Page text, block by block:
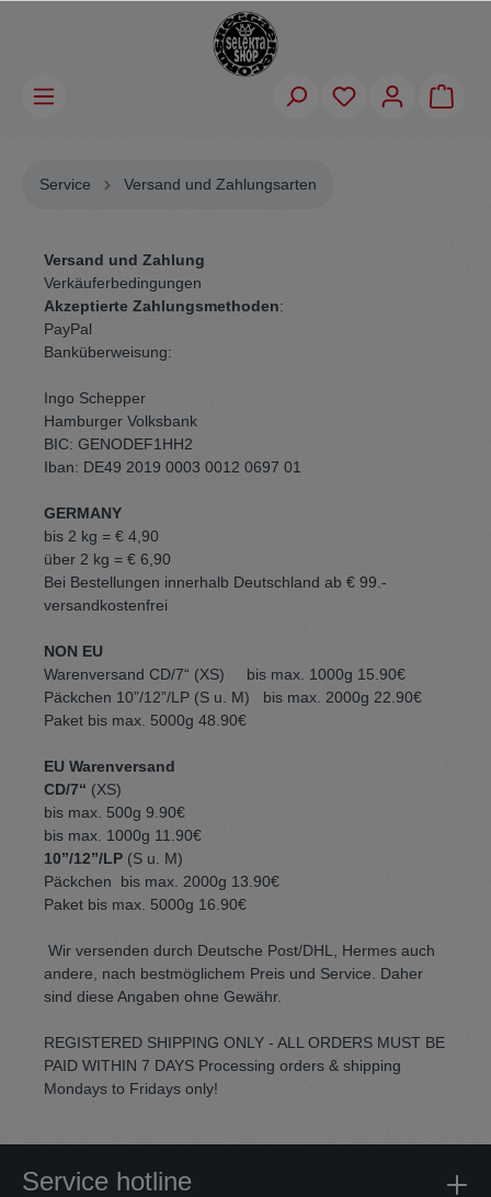
Service Versand und Zahlungsarten
Versand und Zahlung
Verkäuferbedingungen
Akzeptierte Zahlungsmethoden:
PayPal
Banküberweisung:
Ingo Schepper
Hamburger Volksbank
BIC: GENODEF1HH2
Iban: DE49 2019 0003 0012 0697 01
GERMANY
bis 2 kg = € 4,90
über 2 kg = € 6,90
Bei Bestellungen innerhalb Deutschland ab € 99.-
versandkostenfrei
NON EU
Warenversand CD/7“ (XS) bis max. 1000g 15.90€
Päckchen 10”/12”/LP (S u. M) bis max. 2000g 22.90€
Paket bis max. 5000g 48.90€
EU Warenversand
CD/7“ (XS)
bis max. 500g 9.90€
bis max. 1000g 11.90€
10”/12”/LP (S u. M)
Päckchen bis max. 2000g 13.90€
Paket bis max. 5000g 16.90€
Wir versenden durch Deutsche Post/DHL, Hermes auch
andere, nach bestmöglichem Preis und Service. Daher
sind diese Angaben ohne Gewähr.
REGISTERED SHIPPING ONLY - ALL ORDERS MUST BE
PAID WITHIN 7 DAYS Processing orders & shipping
Mondays to Fridays only!
Service hotline